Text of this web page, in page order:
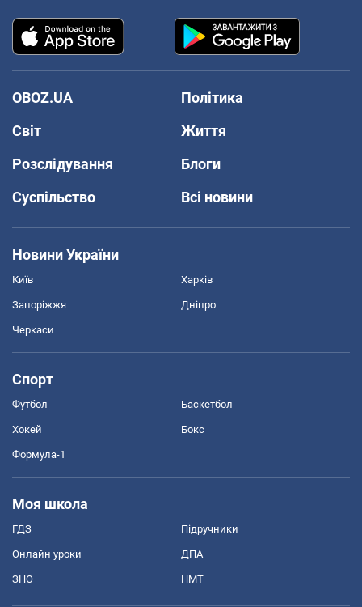
OBOZ.UA
Політика
Світ
Життя
Розслідування
Блоги
Суспільство
Всі новини
Новини України
Київ Харків
Запоріжжя Дніпро
Черкаси
Спорт
Футбол Баскетбол
Хокей Бокс
Формула-1
Моя школа
ГДЗ Підручники
Онлайн уроки ДПА
ЗНО НМТ